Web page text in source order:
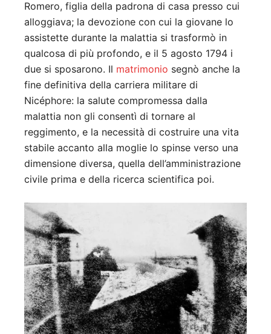
Romero, figlia della padrona di casa presso cui
alloggiava; la devozione con cui la giovane lo
assistette durante la malattia si trasformò in
qualcosa di più profondo, e il 5 agosto 1794 i
due si sposarono. Il matrimonio segnò anche la
fine definitiva della carriera militare di
Nicéphore: la salute compromessa dalla
malattia non gli consentì di tornare al
reggimento, e la necessità di costruire una vita
stabile accanto alla moglie lo spinse verso una
dimensione diversa, quella dell’amministrazione
civile prima e della ricerca scientifica poi.